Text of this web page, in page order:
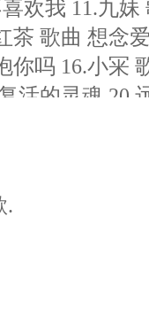
欢我 11.九妹
茶 歌曲 想念
你吗 16.小冞
活的灵魂 20.
子 歌曲 爱的
爱你 25.无爱
问我是谁 28.
.